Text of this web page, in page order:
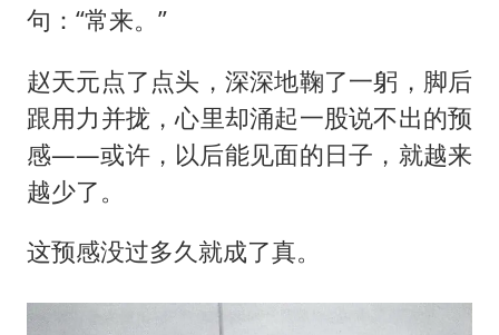
句：“常来。”
赵天元点了点头，深深地鞠了一躬，脚后
跟用力并拢，心里却涌起一股说不出的预
感——或许，以后能见面的日子，就越来
越少了。
这预感没过多久就成了真。